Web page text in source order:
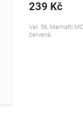
239 Kč
Vel. 56, Mamatti
červená.